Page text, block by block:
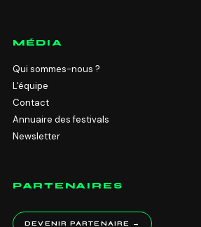
MÉDIA
Qui sommes-nous ?
L'équipe
Contact
Annuaire des festivals
Newsletter
PARTENAIRES
DEVENIR PARTENAIRE →